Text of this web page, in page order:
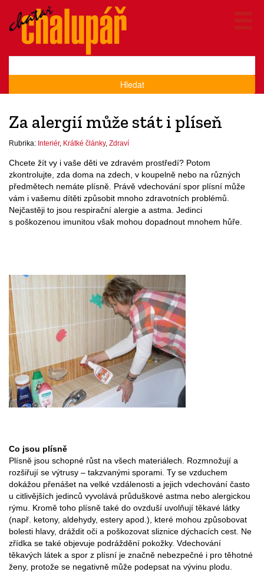
Hledat
Za alergií může stát i plíseň
Rubrika: Interiér, Krátké články, Zdraví
Chcete žít vy i vaše děti ve zdravém prostředí? Potom
zkontrolujte, zda doma na zdech, v koupelně nebo na různých
předmětech nemáte plísně. Právě vdechování spor plísní může
vám i vašemu dítěti způsobit mnoho zdravotních problémů.
Nejčastěji to jsou respirační alergie a astma. Jedinci
s poškozenou imunitou však mohou dopadnout mnohem hůře.
Co jsou plísně
Plísně jsou schopné růst na všech materiálech. Rozmnožují a
rozšiřují se výtrusy – takzvanými sporami. Ty se vzduchem
dokážou přenášet na velké vzdálenosti a jejich vdechování často
u citlivějších jedinců vyvolává průduškové astma nebo alergickou
rýmu. Kromě toho plísně také do ovzduší uvolňují těkavé látky
(např. ketony, aldehydy, estery apod.), které mohou způsobovat
bolesti hlavy, dráždit oči a poškozovat sliznice dýchacích cest. Ne
zřídka se také objevuje podráždění pokožky. Vdechování
těkavých látek a spor z plísní je značně nebezpečné i pro těhotné
ženy, protože se negativně může podepsat na vývinu plodu.